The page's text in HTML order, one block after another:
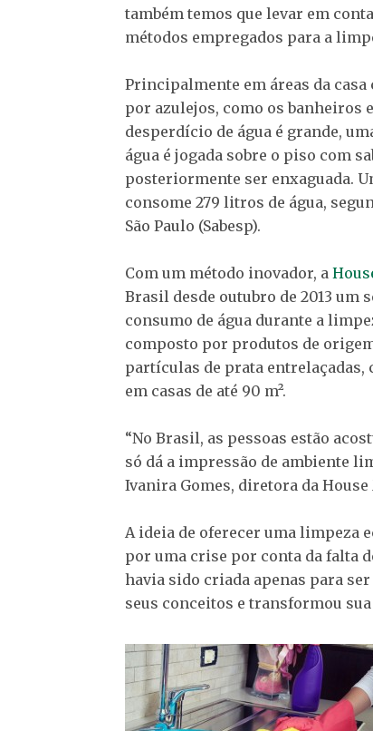
também temos que levar em
métodos empregados para a
Principalmente em áreas da casa
por azulejos, como os banheiros
desperdício de água é grande,
água é jogada sobre o piso com
posteriormente ser enxaguada.
consome 279 litros de água,
São Paulo (Sabesp).
Com um método inovador, a
Brasil desde outubro de 2013 um
consumo de água durante a
composto por produtos de
partículas de prata entrelaçadas,
em casas de até 90 m².
“No Brasil, as pessoas estão
só dá a impressão de ambiente
Ivanira Gomes, diretora da House
A ideia de oferecer uma limpeza
por uma crise por conta da falta
havia sido criada apenas para
seus conceitos e transformou